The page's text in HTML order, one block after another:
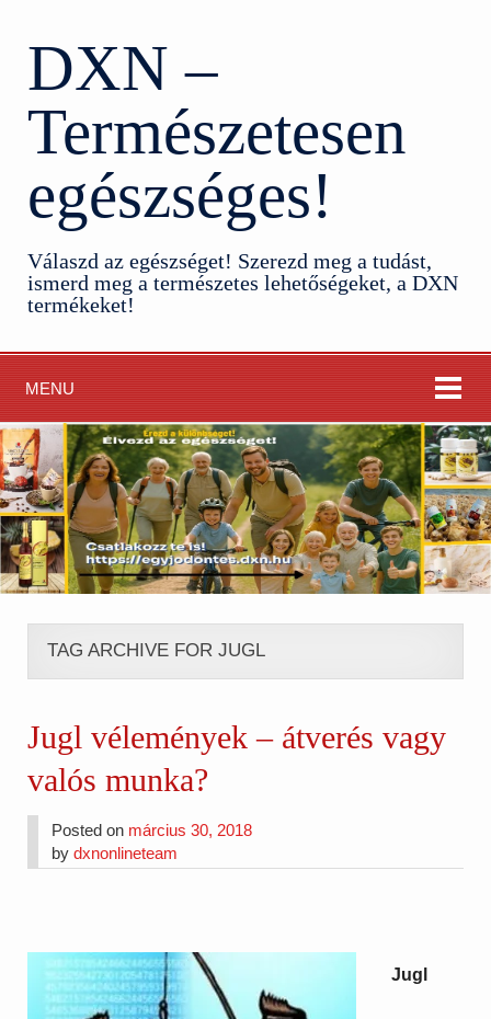
DXN –
Természetesen
egészséges!
Válaszd az egészséget! Szerezd meg a tudást,
ismerd meg a természetes lehetőségeket, a DXN
termékeket!
MENU
TAG ARCHIVE FOR JUGL
Jugl vélemények – átverés vagy
valós munka?
Posted on március 30, 2018
bydxnonlineteam
Jugl